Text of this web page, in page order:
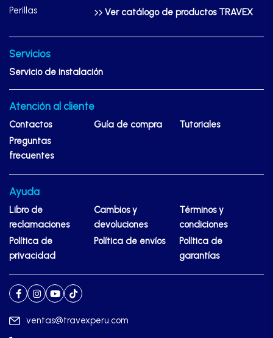
Perillas
Ver catálogo de productos TRAVEX
Servicios
Servicio de instalación
Atención al cliente
Contactos Guía de compra
Tutoriales
Preguntas
frecuentes
Ayuda
Libro de
reclamaciones
Cambios y
devoluciones
Términos y
condiciones
Política de
privacidad
Política de envíos
Política de
garantías
ventas@travexperu.com